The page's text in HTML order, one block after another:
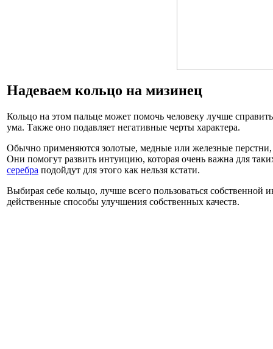
Надеваем кольцо на мизинец
Кольцо на этом пальце может помочь человеку лучше
ума. Также оно подавляет негативные черты характера.
Обычно применяются золотые, медные или железные перстни,
Они помогут развить интуицию, которая очень важна для
серебра подойдут для этого как нельзя кстати.
Выбирая себе кольцо, лучше всего пользоваться собственной
действенные способы улучшения собственных качеств.